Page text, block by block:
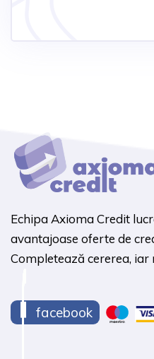
Echipa Axioma Credit
avantajoase oferte de
Completează cererea,
facebook